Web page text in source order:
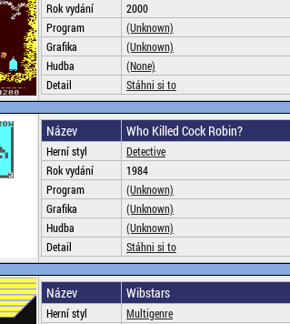
Rok vydání
2000
Program
(Unknown)
Grafika
(Unknown)
Hudba
(None)
Detail
Stáhni si to
Název Who Killed Cock Robin?
Herní styl
Detective
Rok vydání
1984
Program
(Unknown)
Grafika
(Unknown)
Hudba
(Unknown)
Detail
Stáhni si to
Název Wibstars
Herní styl
Multigenre